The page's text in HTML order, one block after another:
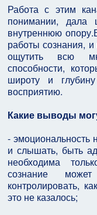
Работа с этим
понимании, дала
внутреннюю
работы сознания,
ощутить всю
способности,
широту и
восприятию.
Какие выводы
- эмоциональность
и слышать, быть
необходима
сознание
контролировать,
это не казалось;